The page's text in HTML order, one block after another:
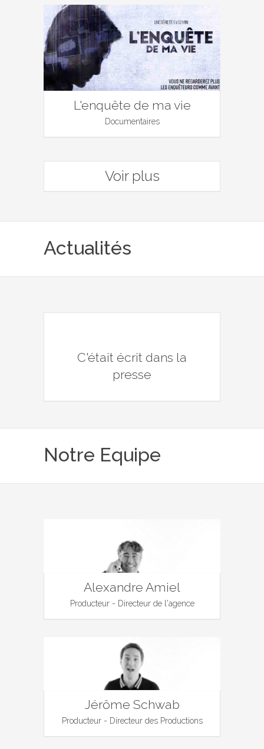
L'enquête de ma vie
Documentaires
Voir plus
Actualités
C'était écrit dans la
presse
Notre Equipe
Alexandre Amiel
Producteur - Directeur de l'agence
Jérôme Schwab
Producteur - Directeur des Productions